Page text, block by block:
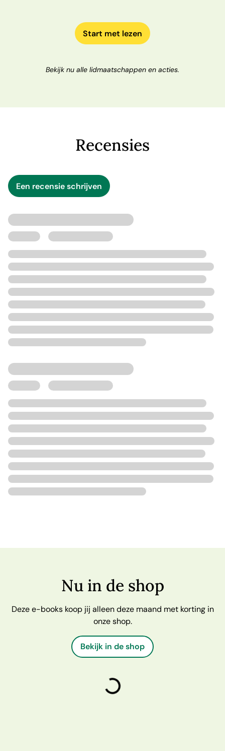
Start met lezen
Bekijk nu alle lidmaatschappen en acties.
Recensies
Een recensie schrijven
Nu in de shop
Deze e-books koop jij alleen deze maand met korting in
onze shop.
Bekijk in de shop
laden